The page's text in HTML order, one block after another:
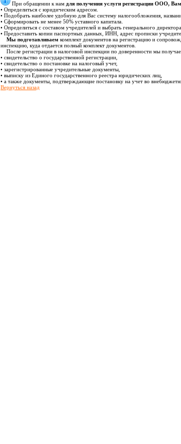
При обращении к нам для получения услуги регистрации ООО, Вам
• Определиться с юридическим адресом.
• Подобрать наиболее удобную для Вас систему налогообложения,
• Сформировать не менее 50% уставного капитала.
• Определиться с составом учредителей и выбрать генерального директора.
• Предоставить копии паспортных данных, ИНН, адрес прописки
Мы подготавливаем комплект документов на регистрацию и
инспекцию, куда отдается полный комплект документов.
После регистрации в налоговой инспекции по доверенности мы
• свидетельство о государственной регистрации,
• свидетельство о постановке на налоговый учет,
• зарегистрированные учредительные документы,
• выписку из Единого государственного реестра юридических лиц,
• а также документы, подтверждающие постановку на учет во
Вернуться назад